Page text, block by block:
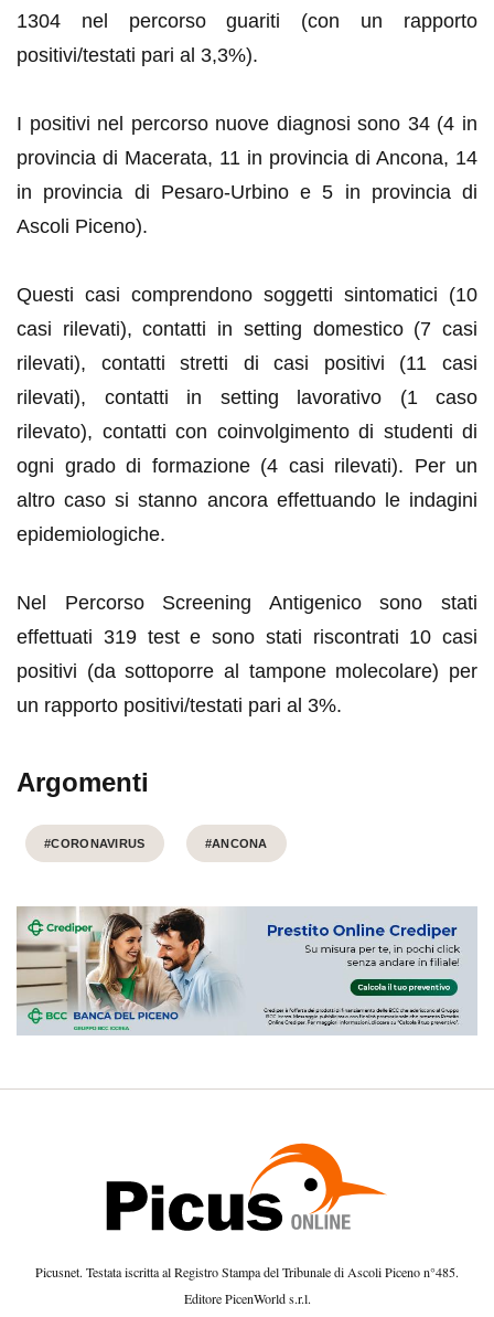
1304 nel percorso guariti (con un rapporto
positivi/testati pari al 3,3%).
I positivi nel percorso nuove diagnosi sono 34(4 in
provincia di Macerata, 11 in provincia di Ancona, 14
in provincia di Pesaro-Urbino e 5 in provincia di
Ascoli Piceno).
Questi casi comprendono soggetti sintomatici (10
casi rilevati), contatti in setting domestico (7 casi
rilevati), contatti stretti di casi positivi (11 casi
rilevati), contatti in setting lavorativo (1 caso
rilevato), contatti con coinvolgimento di studenti di
ogni grado di formazione (4 casi rilevati). Per un
altro caso si stanno ancora effettuando le indagini
epidemiologiche.
Nel Percorso Screening Antigenico sono stati
effettuati 319 test e sono stati riscontrati 10 casi
positivi (da sottoporre al tampone molecolare) per
un rapporto positivi/testati pari al 3%.
Argomenti
#CORONAVIRUS #ANCONA
Picusnet. Testata iscritta al Registro Stampa del Tribunale di Ascoli Piceno n°485.
Editore PicenWorld s.r.l.